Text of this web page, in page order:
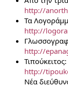
http://
Τα
http://
http://
Τιπούκειτος:
http://
Νέα